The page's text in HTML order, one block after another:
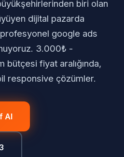
biri olan
dijital pazarda
google ads
3.000₺ -
fiyat aralığında,
responsive çözümler.
Al